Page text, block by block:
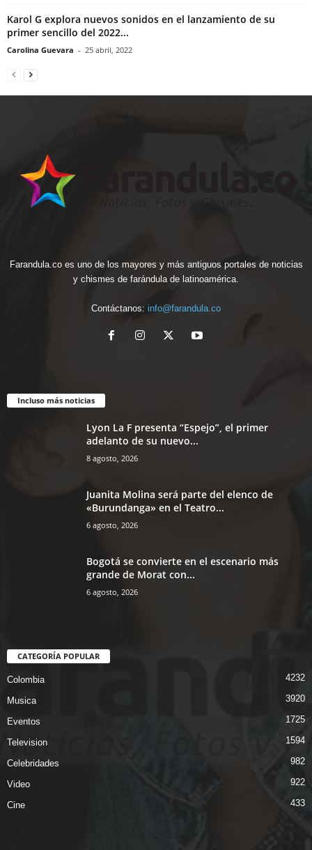
Karol G explora nuevos sonidos en el lanzamiento de su
primer sencillo del 2022...
Carolina Guevara - 25 abril, 2022
Farandula.co es uno de los mayores y más antiguos portales de noticias
y chismes de farándula de latinoamérica.
Contáctanos: info@farandula.co
Incluso más noticias
Lyon La F presenta “Espejo”, el primer
adelanto de su nuevo...
8 agosto, 2026
Juanita Molina será parte del elenco de
«Burundanga» en el Teatro...
6 agosto, 2026
Bogotá se convierte en el escenario más
grande de Morat con...
6 agosto, 2026
CATEGORÍA POPULAR
Colombia 4232
Musica 3920
Eventos 1725
Television 1594
Celebridades 982
Video 922
Cine 433